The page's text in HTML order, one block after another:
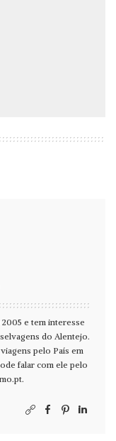
e tem interesse
do Alentejo.
pelo País em
falar com ele pelo
.